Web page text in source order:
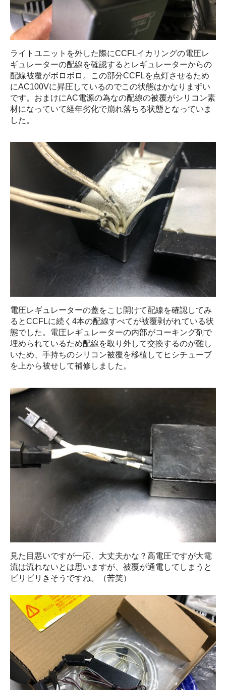
ライトユニットを外した際にCCFLイカリングの電圧レ
ギュレーターの配線を確認するとレギュレーターからの
配線被覆がボロボロ。この部分CCFLを点灯させるため
にAC100Vに昇圧しているのでこの状態はかなりまずい
です。おまけにAC電源の為なの配線の被覆がシリコン素
材になっていて経年劣化で崩れ落ちる状態となっていま
した。
電圧レギュレーターの蓋をこじ開けて配線を確認してみ
るとCCFLに続く4本の配線すべてが被覆剥がれている状
態でした。電圧レギュレーターの内部がコーキング剤で
埋められているため配線を取り外して交換するのが難し
いため、手持ちのシリコン被覆を移植してヒシチューブ
を上から被せして補修しました。
見た目悪いですが一応、大丈夫かな？高電圧ですが大電
流は流れないとは思いますが、被覆が通電してしまうと
ビリビリきそうですね。（苦笑）